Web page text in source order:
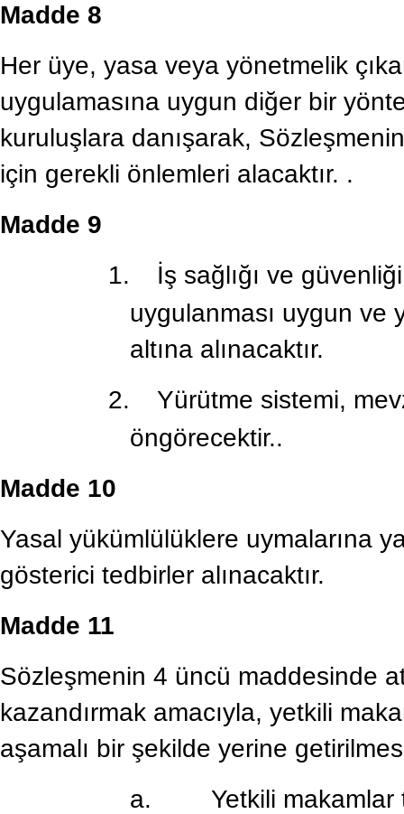
Madde 8
Her üye, yasa veya yönetmelik
uygulamasına uygun diğer bir
kuruluşlara danışarak,
için gerekli önlemleri alacaktır. .
Madde 9
1.
İş sağlığı ve
uygulanması uygun ve
altına alınacaktır.
2.
Yürütme sistemi,
öngörecektir..
Madde 10
Yasal yükümlülüklere uymalarına
gösterici tedbirler alınacaktır.
Madde 11
Sözleşmenin 4 üncü maddesinde
kazandırmak amacıyla, yetkili
aşamalı bir şekilde yerine
a.
Yetkili